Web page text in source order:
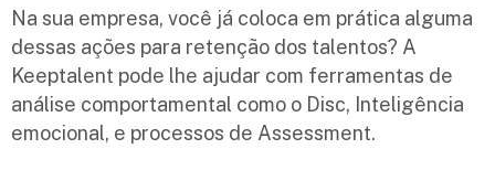
Na sua empresa, você já coloca em prática alguma
dessas ações para retenção dos talentos? A
Keeptalent pode lhe ajudar com ferramentas de
análise comportamental como o Disc, Inteligência
emocional, e processos de Assessment.